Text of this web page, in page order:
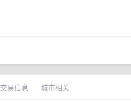
交易信息 城市相关